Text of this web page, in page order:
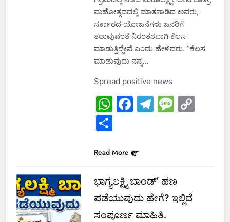
ಮಹೋತ್ಸವದಲ್ಲಿ ಮಾತನಾಡಿದ ಅವರು,
ಸರ್ಕಾರದ ಯೋಜನೆಗಳು ಜನರಿಗೆ
ತಲುಪುವಂತೆ ನಿರಂತರವಾಗಿ ಕೆಲಸ
ಮಾಡುತ್ತಿದ್ದೇವೆ ಎಂದು ಹೇಳಿದರು. “ಕೆಲಸ
ಮಾಡುವುದು ನನ್ನ…
Spread positive news
WhatsApp
Facebook
Telegram
Share
Read More
ಭಾಗ್ಯಲಕ್ಷ್ಮಿ ಬಾಂಡ್’ ಹಣ
ಪಡೆಯುವುದು ಹೇಗೆ? ಇಲ್ಲಿದೆ
ಸಂಪೂರ್ಣ ಮಾಹಿತಿ.